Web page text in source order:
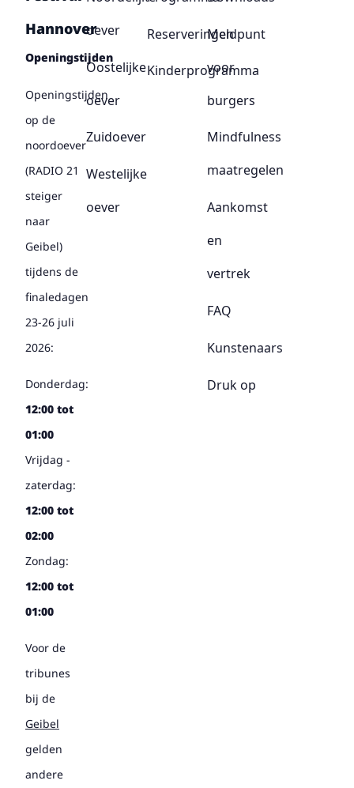
Hannover
Openingstijden
Openingstijden
op de
noordoever
(RADIO 21
steiger
naar
Geibel)
tijdens de
finaledagen
23-26 juli
2026:
Donderdag:
12:00 tot
01:00
Vrijdag -
zaterdag:
12:00 tot
02:00
Zondag:
12:00 tot
01:00
Voor de
tribunes
bij de
Geibel
gelden
andere
oever
Oostelijke
oever
Zuidoever
Westelijke
oever
Reserveringen
Kinderprogramma
Meldpunt
voor
burgers
Mindfulness
maatregelen
Aankomst
en
vertrek
FAQ
Kunstenaars
Druk op